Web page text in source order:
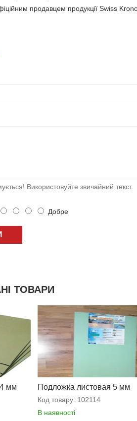
продавцем продукції Swiss
Використовуйте звичайний текст.
Добре
ТОВАРИ
4 мм Подложка листовая 5 мм
Код товару: 102114
В наявності